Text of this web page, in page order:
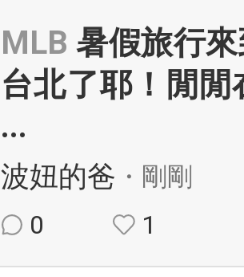
MLB 暑假旅行
台北了耶！閒
...
波妞的爸 ・剛剛
0
1